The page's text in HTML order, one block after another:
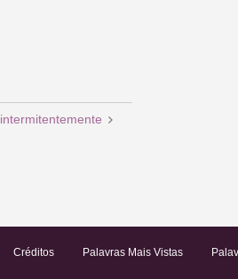
intermitentemente
Créditos Palavras Mais Vistas